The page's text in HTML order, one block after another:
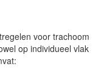
voor trachoom
op individueel vlak